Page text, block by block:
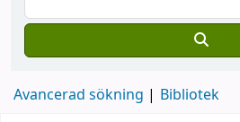
Avancerad sökning Bibliotek